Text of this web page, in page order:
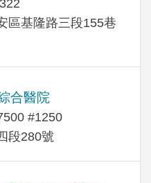
區基隆路三段155巷
合醫院
#1250
段280號